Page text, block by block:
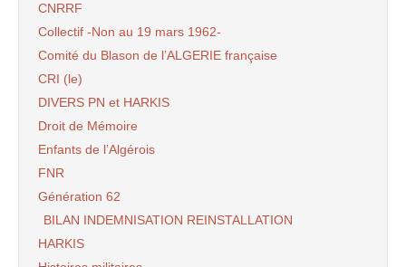
CNRRF
Collectif -Non au 19 mars 1962-
Comité du Blason de l’ALGERIE française
CRI (le)
DIVERS PN et HARKIS
Droit de Mémoire
Enfants de l’Algérois
FNR
Génération 62
BILAN INDEMNISATION REINSTALLATION
HARKIS